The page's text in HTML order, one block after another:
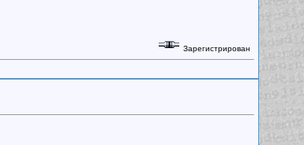
Зарегистрирован